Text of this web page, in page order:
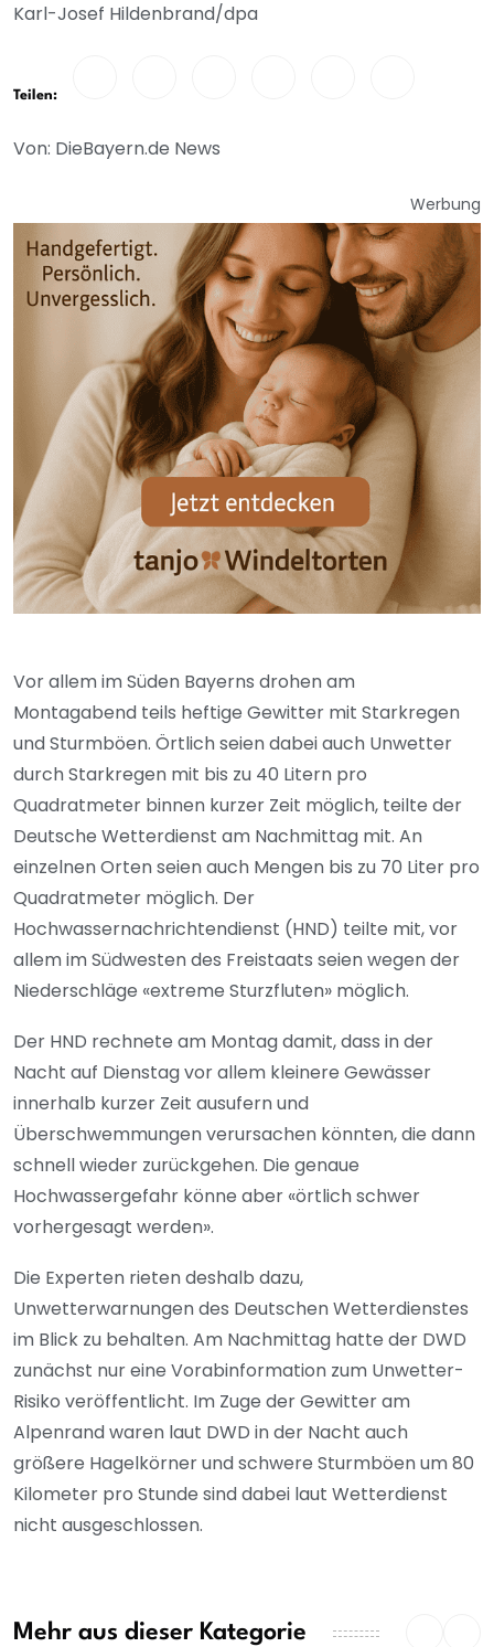
Karl-Josef Hildenbrand/dpa
Teilen:
Von: DieBayern.de News
Werbung
Vor allem im Süden Bayerns drohen am
Montagabend teils heftige Gewitter mit Starkregen
und Sturmböen. Örtlich seien dabei auch Unwetter
durch Starkregen mit bis zu 40 Litern pro
Quadratmeter binnen kurzer Zeit möglich, teilte der
Deutsche Wetterdienst am Nachmittag mit. An
einzelnen Orten seien auch Mengen bis zu 70 Liter pro
Quadratmeter möglich. Der
Hochwassernachrichtendienst (HND) teilte mit, vor
allem im Südwesten des Freistaats seien wegen der
Niederschläge «extreme Sturzfluten» möglich.
Der HND rechnete am Montag damit, dass in der
Nacht auf Dienstag vor allem kleinere Gewässer
innerhalb kurzer Zeit ausufern und
Überschwemmungen verursachen könnten, die dann
schnell wieder zurückgehen. Die genaue
Hochwassergefahr könne aber «örtlich schwer
vorhergesagt werden».
Die Experten rieten deshalb dazu,
Unwetterwarnungen des Deutschen Wetterdienstes
im Blick zu behalten. Am Nachmittag hatte der DWD
zunächst nur eine Vorabinformation zum Unwetter-
Risiko veröffentlicht. Im Zuge der Gewitter am
Alpenrand waren laut DWD in der Nacht auch
größere Hagelkörner und schwere Sturmböen um 80
Kilometer pro Stunde sind dabei laut Wetterdienst
nicht ausgeschlossen.
Mehr aus dieser Kategorie